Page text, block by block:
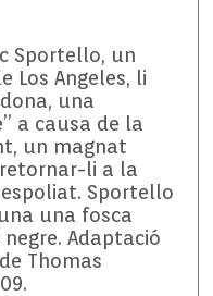
Sportello, un
Los Angeles, li
una
a causa de la
un magnat
li a la
Sportello
una fosca
Adaptació
Thomas